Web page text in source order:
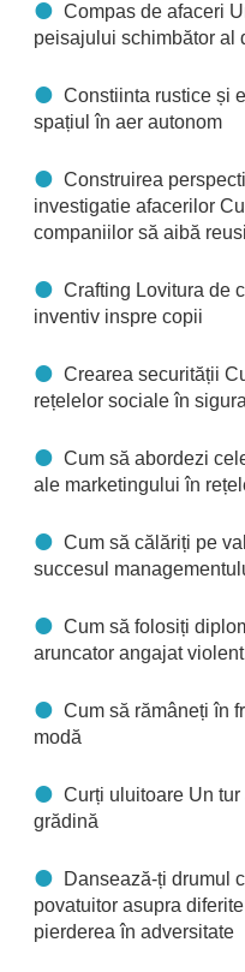
Compas de afaceri
peisajului schimbător al
Constiinta rustice și
spațiul în aer autonom
Construirea
investigatie afacerilor
companiilor să aibă
Crafting Lovitura de
inventiv inspre copii
Crearea securității
rețelelor sociale în
Cum să abordezi
ale marketingului în
Cum să călăriți pe
succesul
Cum să folosiți
aruncator angajat
Cum să rămâneți în
modă
Curți uluitoare Un
grădină
Dansează-ți drumul
povatuitor asupra
pierderea în adversitate